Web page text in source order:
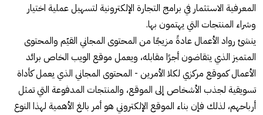
المعرفية الاستثمار في برامج التجارة الإلكترونية لتسهيل عملية اختيار
وشراء المنتجات التي يهتمون بها.
ينشئ رواد الأعمال عادةً مزيجًا من المحتوى المجاني القيّم والمحتوى
المتميز الذي يتقاضون أجرًا مقابله، ويعمل موقع الويب الخاص برائد
الأعمال كموقع مركزي لكلا الأمرين - المحتوى المجاني الذي يعمل كأداة
تسويقية لجذب الأشخاص إلى الموقع، والمنتجات المدفوعة التي تمثل
أرباحهم، لذلك فإن بناء الموقع الإلكتروني هو أمر بالغ الأهمية لهذا النوع